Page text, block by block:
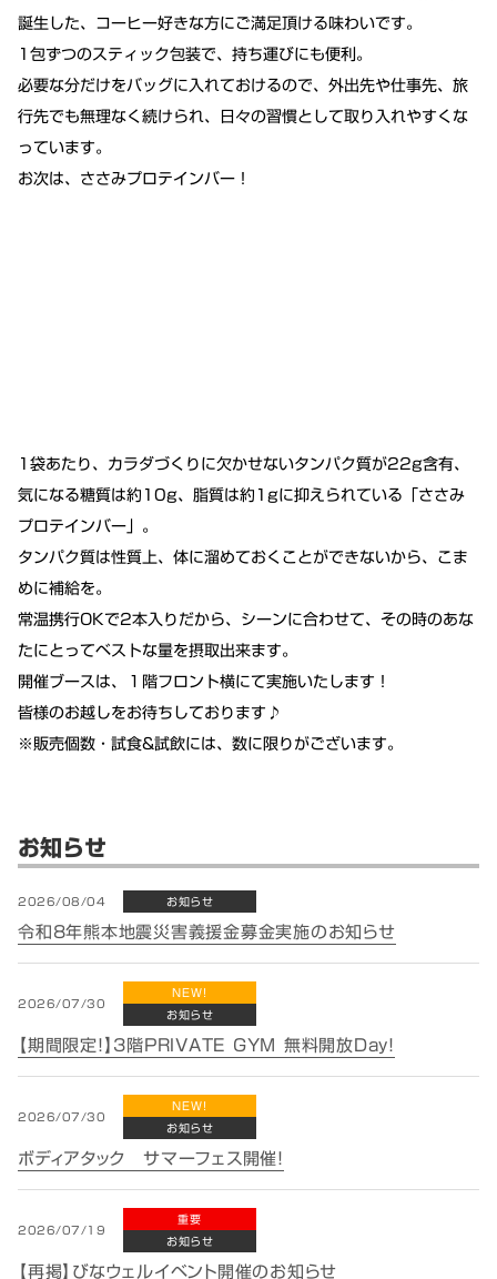
誕生した、コーヒー好きな方にご満足頂ける味わいです。
1包ずつのスティック包装で、持ち運びにも便利。
必要な分だけをバッグに入れておけるので、外出先や仕事先、旅
行先でも無理なく続けられ、日々の習慣として取り入れやすくな
っています。
お次は、ささみプロテインバー！
1袋あたり、カラダづくりに欠かせないタンパク質が22g含有、
気になる糖質は約10g、脂質は約1gに抑えられている「ささみ
プロテインバー」。
タンパク質は性質上、体に溜めておくことができないから、こま
めに補給を。
常温携行OKで2本入りだから、シーンに合わせて、その時のあな
たにとってベストな量を摂取出来ます。
開催ブースは、１階フロント横にて実施いたします！
皆様のお越しをお待ちしております♪
※販売個数・試食&試飲には、数に限りがございます。
お知らせ
2026/08/04 お知らせ
令和8年熊本地震災害義援金募金実施のお知らせ
2026/07/30
NEW!
お知らせ
【期間限定！】3階PRIVATE GYM 無料開放Day！
2026/07/30
NEW!
お知らせ
ボディアタック サマーフェス開催！
2026/07/19
重要
お知らせ
【再掲】びなウェルイベント開催のお知らせ